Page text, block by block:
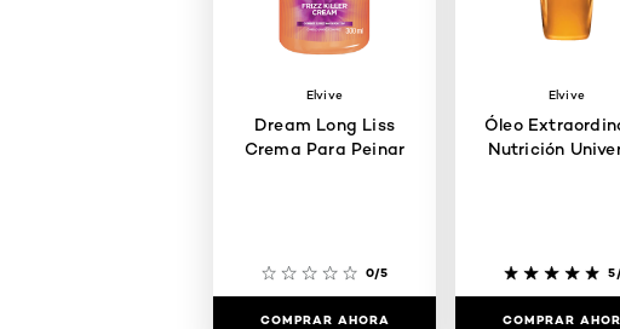
Elvive
Dream Long Liss
Crema Para Peinar
0/5
COMPRAR AHORA
Elvive
Óleo
Nutrición
COMPRAR